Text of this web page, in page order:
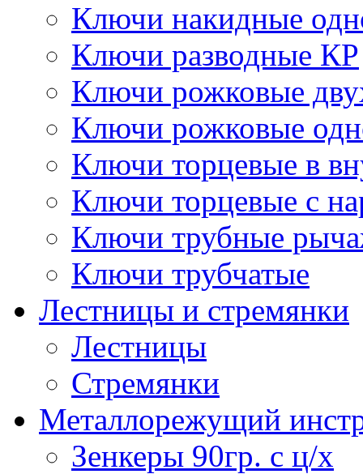
Ключи накидные
Ключи разводные КР
Ключи рожковые
Ключи рожковые
Ключи торцевые в
Ключи торцевые с
Ключи трубные
Ключи трубчатые
Лестницы и стремянки
Лестницы
Стремянки
Металлорежущий
Зенкеры 90гр. с ц/х